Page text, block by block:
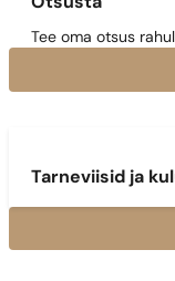
Tee oma otsus
Tarneviisid ja